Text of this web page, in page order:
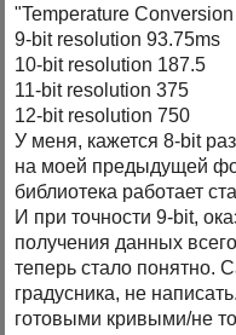
"Temperature
9-bit resolution 93.75ms
10-bit resolution 187.5
11-bit resolution 375
12-bit resolution 750
У меня, кажется 8-bit
на моей предыдущей
библиотека работает
И при точности 9-bit,
получения данных
теперь стало понятно.
градусника, не
готовыми кривыми/не